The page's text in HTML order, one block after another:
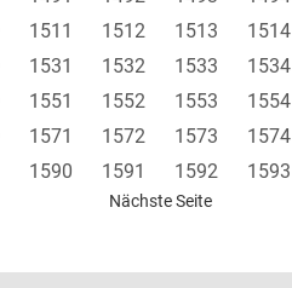
1511 1512 1513 1514
1531 1532 1533 1534
1551 1552 1553 1554
1571 1572 1573 1574
1590 1591 1592 1593
Nächste Seite